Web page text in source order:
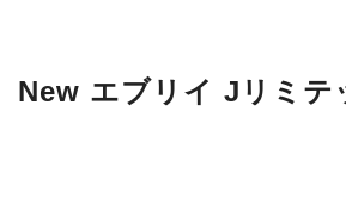
エブリイ Jリミテ